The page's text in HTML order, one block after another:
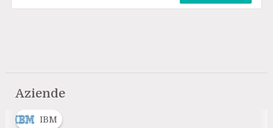
Aziende
IBM